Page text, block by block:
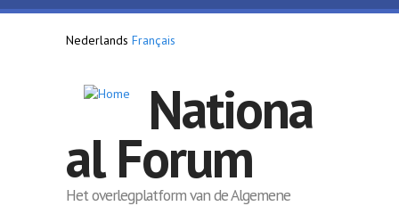
Overslaan en naar de inhoud gaan
Nederlands Français
Nationa
al Forum
Het overlegplatform van de Algemene